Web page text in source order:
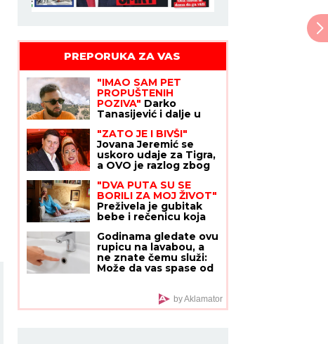
PREPORUKA ZA VAS
"NJU TREBA LEČITI"Marija Kulić se
oglasila nakon pomirenja Miljane i
Zole: Pokazala kakve poruke dobija
i otkrila sve o njihovom odnosu
"IMAO SAM PET
PROPUŠTENIH
POZIVA"Darko
Tanasijević i dalje u
svoju porodicu, požar
se približio njihovoj
kući: "Prva reč koju
Jovana Jeremić se
uskoro udaje za Tigra,